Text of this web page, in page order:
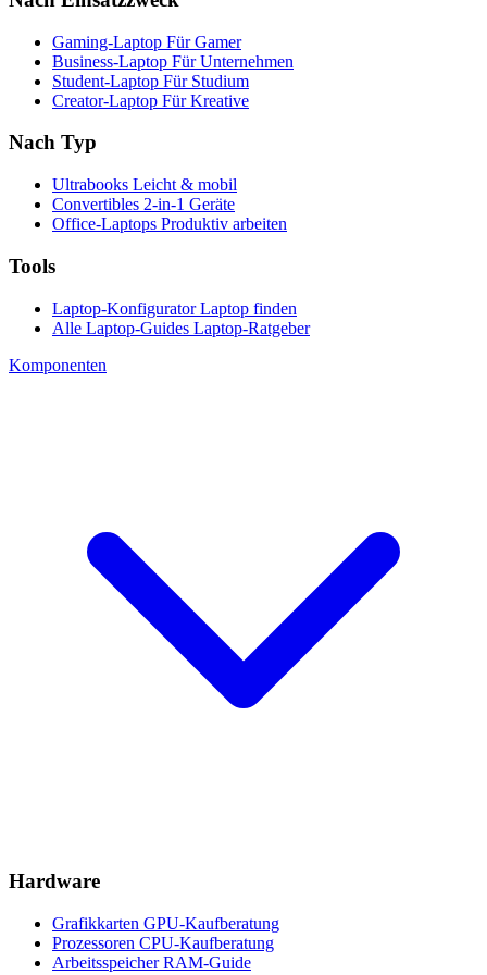
Gaming-Laptop Für Gamer
Business-Laptop Für Unternehmen
Student-Laptop Für Studium
Creator-Laptop Für Kreative
Nach Typ
Ultrabooks Leicht & mobil
Convertibles 2-in-1 Geräte
Office-Laptops Produktiv arbeiten
Tools
Laptop-KonfiguratorLaptop finden
Alle Laptop-Guides Laptop-Ratgeber
Komponenten
Hardware
Grafikkarten GPU-Kaufberatung
Prozessoren CPU-Kaufberatung
ArbeitsspeicherRAM-Guide